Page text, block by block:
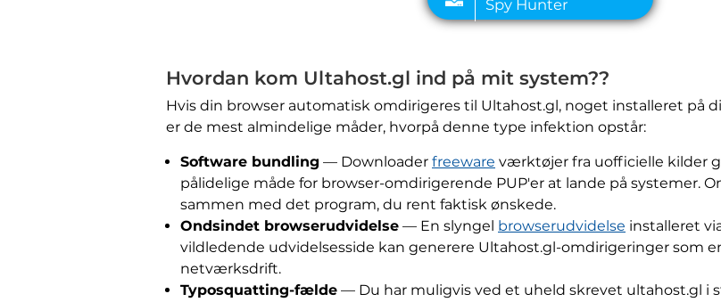
Hvordan kom Ultahost.gl ind på mit system??
Hvis din browser automatisk omdirigeres til Ultahost.gl, noget installeret på
er de mest almindelige måder, hvorpå denne type infektion opstår:
Software bundling — Downloader freeware værktøjer fra uofficielle kilder
pålidelige måde for browser-omdirigerende PUP'er at lande på systemer.
sammen med det program, du rent faktisk ønskede.
Ondsindet browserudvidelse — En slyngel browserudvidelse installeret
vildledende udvidelsesside kan generere Ultahost.gl-omdirigeringer som
netværksdrift.
Typosquatting-fælde — Du har muligvis ved et uheld skrevet ultahost.gl i